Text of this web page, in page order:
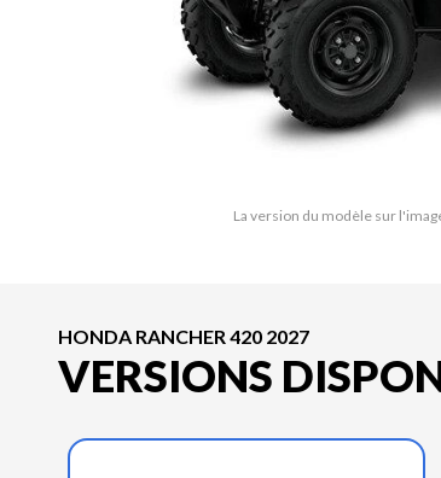
La version du modèle sur
HONDA RANCHER 420 2027
VERSIONS